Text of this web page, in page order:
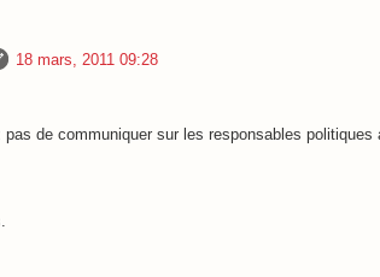
18 mars, 2011 09:28
de communiquer sur les responsables politiques